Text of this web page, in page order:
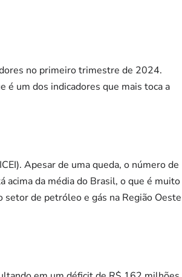
no primeiro trimestre de 2024.
um dos indicadores que mais toca a
Apesar de uma queda, o número de
acima da média do Brasil, o que é muito
setor de petróleo e gás na Região Oeste